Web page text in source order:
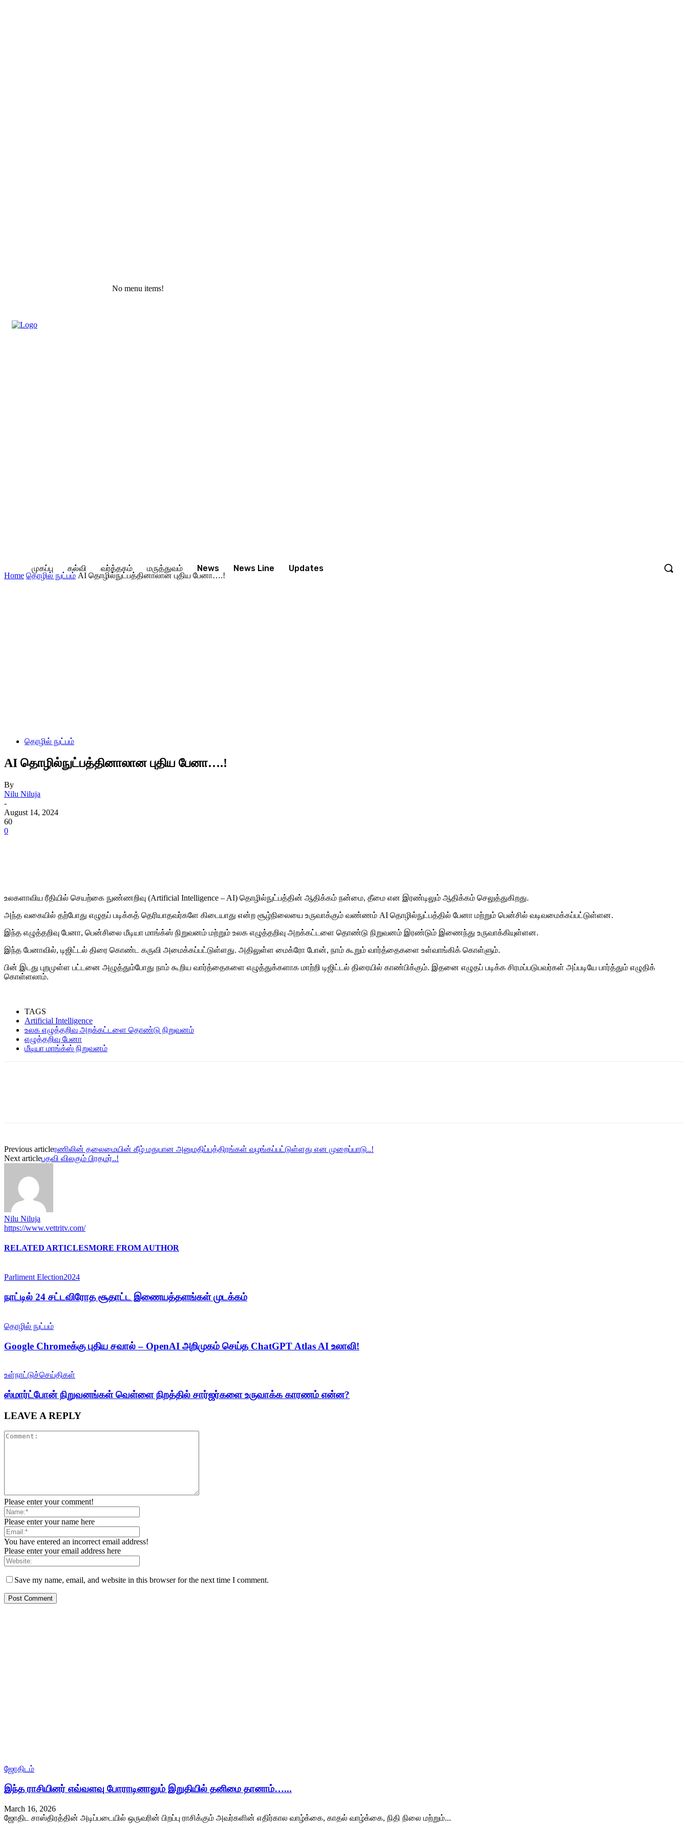
No menu items!
முகப்பு கல்வி வர்த்தகம் மருத்துவம் News News Line Updates
Home தொழில் நுட்பம் AI தொழில்நுட்பத்தினாலான புதிய பேனா….!
தொழில் நுட்பம்
AI தொழில்நுட்பத்தினாலான புதிய பேனா….!
By
Nilu Niluja
-
August 14, 2024
60
0
உலகளாவிய ரீதியில் செயற்கை நுண்ணறிவு (Artificial Intelligence – AI) தொழில்நுட்பத்தின் ஆதிக்கம் நன்மை, தீமை என இரண்டிலும் ஆதிக்கம் செலுத்துகிறது.
அந்த வகையில் தற்போது எழுதப் படிக்கத் தெரியாதவர்களே கிடையாது என்ற சூழ்நிலையை உருவாக்கும் வண்ணம் AI தொழில்நுட்பத்தில் பேனா மற்றும் பென்சில் வடிவமைக்கப்பட்டுள்ளன.
இந்த எழுத்தறிவு பேனா, பென்சிலை மீடியா மாங்க்ஸ் நிறுவனம் மற்றும் உலக எழுத்தறிவு அறக்கட்டளை தொண்டு நிறுவனம் இரண்டும் இணைந்து உருவாக்கியுள்ளன.
இந்த பேனாவில், டிஜிட்டல் திரை கொண்ட கருவி அமைக்கப்பட்டுள்ளது. அதிலுள்ள மைக்ரோ போன், நாம் கூறும் வார்த்தைகளை உள்வாங்கிக் கொள்ளும்.
பின் இடது புறமுள்ள பட்டனை அழுத்தும்போது நாம் கூறிய வார்த்தைகளை எழுத்துக்களாக மாற்றி டிஜிட்டல் திரையில் காண்பிக்கும். இதனை எழுதப் படிக்க சிரமப்படுபவர்கள் அப்படியே பார்த்தும் எழுதிக்
கொள்ளலாம்.
TAGS
Artificial Intelligence
உலக எழுத்தறிவு அறக்கட்டளை தொண்டு நிறுவனம்
எழுத்தறிவு பேனா
மீடியா மாங்க்ஸ் நிறுவனம்
Previous articleரணிலின் தலைமையின் கீழ் மதுபான அனுமதிப்பத்திரங்கள் வழங்கப்பட்டுள்ளது என முறைப்பாடு..!
Next articleபதவி விலகும் பிரதமர்..!
Nilu Niluja
https://www.vettritv.com/
RELATED ARTICLESMORE FROM AUTHOR
Parliment Election2024
நாட்டில் 24 சட்டவிரோத சூதாட்ட இணையத்தளங்கள் முடக்கம்
தொழில் நுட்பம்
Google Chromeக்கு புதிய சவால் – OpenAI அறிமுகம் செய்த ChatGPT Atlas AI உலாவி!
உள்நாட்டுச்செய்திகள்
ஸ்மார்ட்போன் நிறுவனங்கள் வெள்ளை நிறத்தில் சார்ஜர்களை உருவாக்க காரணம் என்ன?
LEAVE A REPLY
Please enter your comment!
Please enter your name here
You have entered an incorrect email address!
Please enter your email address here
Save my name, email, and website in this browser for the next time I comment.
ஜோதிடம்
இந்த ராசியினர் எவ்வளவு போராடினாலும் இறுதியில் தனிமை தானாம்…...
March 16, 2026
ஜோதிட சாஸ்திரத்தின் அடிப்படையில் ஒருவரின் பிறப்பு ராசிக்கும் அவர்களின் எதிர்கால வாழ்க்கை, காதல் வாழ்க்கை, நிதி நிலை மற்றும்...